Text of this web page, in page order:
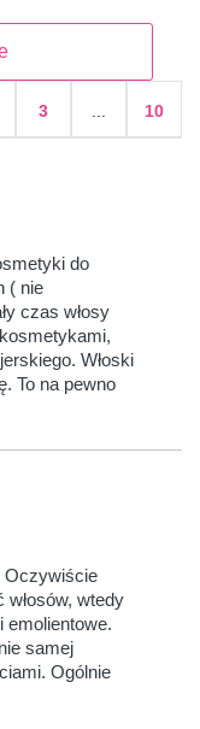
3 10
do
( nie
czas włosy
Włoski
To na pewno
Oczywiście
włosów, wtedy
samej
Ogólnie